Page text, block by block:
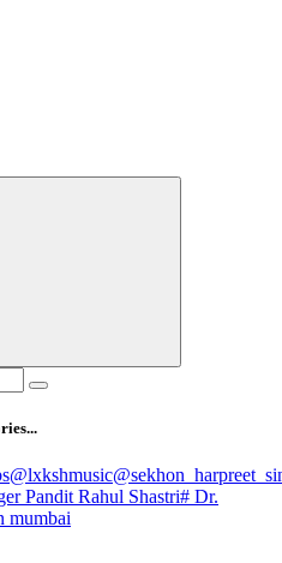
@lxkshmusic
Pandit Rahul Shastri# Dr.
mumbai